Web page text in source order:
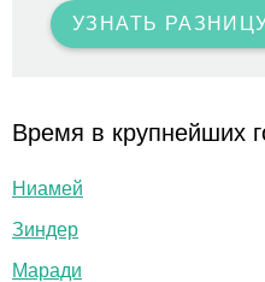
УЗНАТЬ
Время в крупнейших
Ниамей
Зиндер
Маради